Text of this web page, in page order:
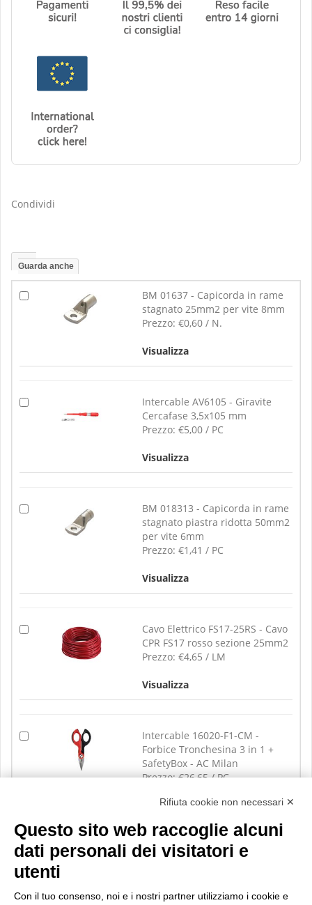
Condividi
Guarda anche
BM 01637 - Capicorda in rame
stagnato 25mm2 per vite 8mm
Prezzo: €0,60 / N.
Visualizza
Intercable AV6105 - Giravite
Cercafase 3,5x105 mm
Prezzo: €5,00 / PC
Visualizza
BM 018313 - Capicorda in rame
stagnato piastra ridotta 50mm2
per vite 6mm
Prezzo: €1,41 / PC
Visualizza
Cavo Elettrico FS17-25RS - Cavo
CPR FS17 rosso sezione 25mm2
Prezzo: €4,65 / LM
Visualizza
Intercable 16020-F1-CM -
Forbice Tronchesina 3 in 1 +
SafetyBox - AC Milan
Prezzo:€26,65 / PC
Visualizza
Rifiuta cookie non necessari ✕
Questo sito web raccoglie alcuni
dati personali dei visitatori e
utenti
Con il tuo consenso, noi e i nostri partner utilizziamo i cookie e